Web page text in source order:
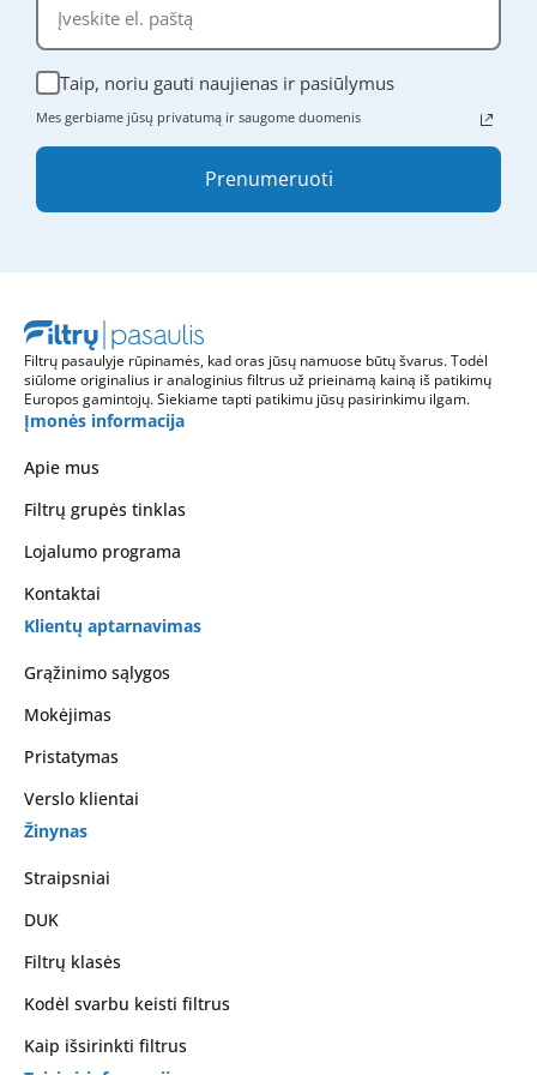
Taip, noriu gauti naujienas ir pasiūlymus
Mes gerbiame jūsų privatumą ir saugome duomenis
Prenumeruoti
Filtrų pasaulyje rūpinamės, kad oras jūsų namuose būtų švarus. Todėl
siūlome originalius ir analoginius filtrus už prieinamą kainą iš patikimų
Europos gamintojų. Siekiame tapti patikimu jūsų pasirinkimu ilgam.
Įmonės informacija
Apie mus
Filtrų grupės tinklas
Lojalumo programa
Kontaktai
Klientų aptarnavimas
Grąžinimo sąlygos
Mokėjimas
Pristatymas
Verslo klientai
Žinynas
Straipsniai
DUK
Filtrų klasės
Kodėl svarbu keisti filtrus
Kaip išsirinkti filtrus